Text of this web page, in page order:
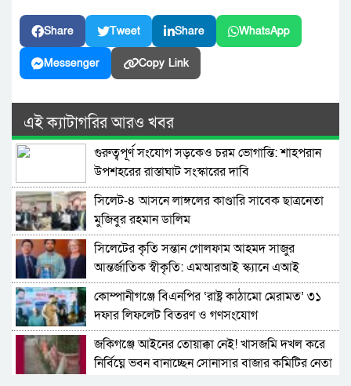
Share Tweet Share WhatsApp
Messenger Copy Link
এই ক্যাটাগরির আরও খবর
গুরুত্বপূর্ণ সংযোগ সড়কেও চরম ভোগান্তি: শাহপরান
উপশহরের রাস্তাঘাট সংস্কারের দাবি
সিলেট-৪ আসনে লাঙ্গলের কাণ্ডারি সাবেক ছাত্রনেতা
মুজিবুর রহমান ডালিম
সিলেটের কৃতি সন্তান গোলফাম আহমদ সাজুর
আন্তর্জাতিক স্বীকৃতি: এমআরআই স্ক্যানে এআই
প্রয়োগে পিএইচডি অর্জন
কোম্পানীগঞ্জে বিএনপির ‘রাষ্ট্র কাঠামো মেরামত’ ৩১
দফার লিফলেট বিতরণ ও গণসংযোগ
জকিগঞ্জে আইনের তোয়াক্কা নেই! খাসজমি দখল করে
নির্বিঘ্নে ভবন বানাচ্ছেন সোনাসার বাজার কমিটির নেতা